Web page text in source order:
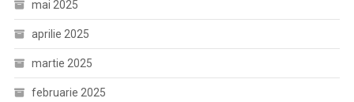
mai 2025
aprilie 2025
martie 2025
februarie 2025